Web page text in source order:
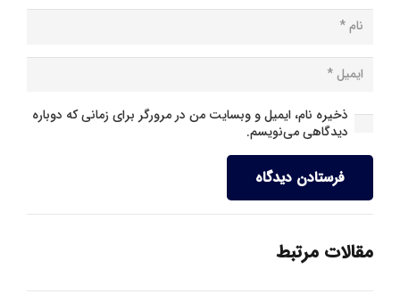
ذخیره نام، ایمیل و وبسایت من در مرورگر برای زمانی که دوباره
دیدگاهی می‌نویسم.
فرستادن دیدگاه
مقالات مرتبط